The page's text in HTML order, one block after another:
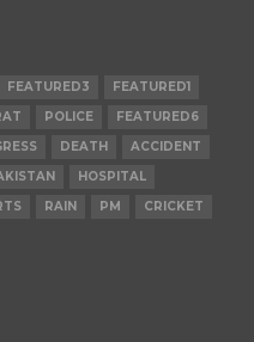
FEATURED3
FEATURED1
POLICE
FEATURED6
DEATH
ACCIDENT
HOSPITAL
RAIN PM
CRICKET